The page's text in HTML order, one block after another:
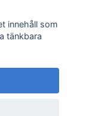
innehåll som
tänkbara